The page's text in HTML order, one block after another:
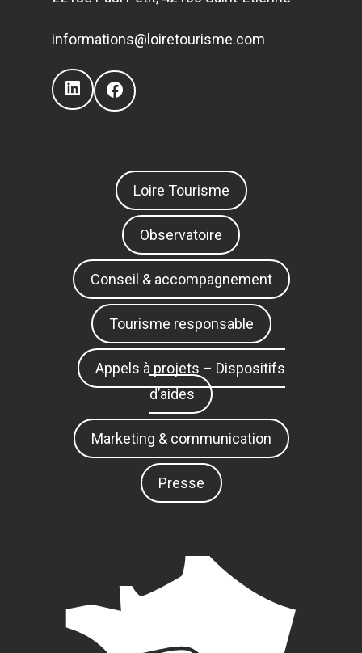
informations@loiretourisme.com
LinkedInFacebook
Loire Tourisme
Observatoire
Conseil & accompagnement
Tourisme responsable
Appels à projets – Dispositifs
d’aides
Marketing & communication
Presse